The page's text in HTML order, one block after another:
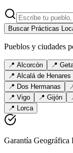
Buscar Prácticas
Pueblos y ciudades
📍 Alcorcón 📍
📍 Alcalá de Henares
📍 Dos Hermanas
📍 Vigo 📍 Gijón
📍 Lorca
Garantía Geográfica